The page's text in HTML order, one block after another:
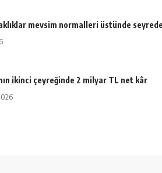
mevsim normalleri üstünde
ikinci çeyreğinde 2 milyar TL net kâr